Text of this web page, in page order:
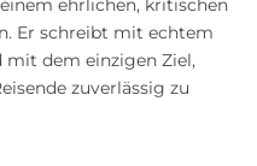
ehrlichen, kritischen
Er schreibt mit echtem
mit dem einzigen Ziel,
zuverlässig zu